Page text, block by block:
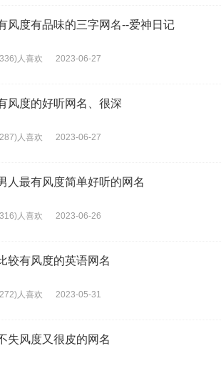
风度有品味的三字网名--爱神日记
人喜欢 2023-06-27
风度的好听网名、很深
人喜欢 2023-06-27
人最有风度简单好听的网名
人喜欢 2023-06-26
较有风度的英语网名
人喜欢 2023-05-31
失风度又很皮的网名